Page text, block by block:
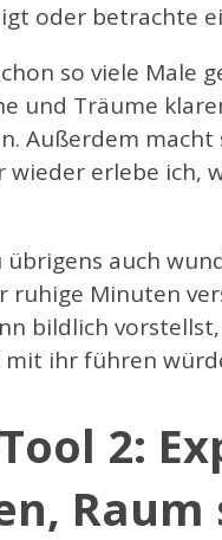
oder betrachte
so viele Male
und Träume
Außerdem
wieder erlebe ich,
übrigens auch
ruhige Minuten
bildlich
mit ihr führen
2:
Raum